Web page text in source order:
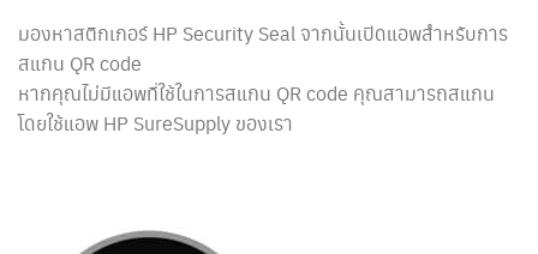
มองหาสติกเกอร์ HP Security Seal จากนั้นเปิดแอพสำหรับการ
สแกน QR code
หากคุณไม่มีแอพที่ใช้ในการสแกน QR code คุณสามารถสแกน
โดยใช้แอพ HP SureSupply ของเรา